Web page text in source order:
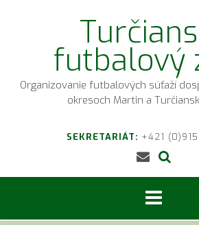
futbalový
Organizovanie futbalových súťaží
okresoch Martin a
SEKRETARIÁT: +421